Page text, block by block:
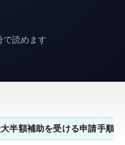
で読めます
半額補助を受ける申請手順